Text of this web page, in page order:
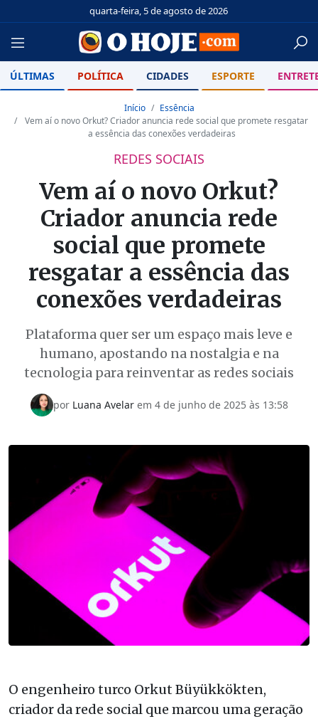
quarta-feira, 5 de agosto de 2026
ÚLTIMAS POLÍTICA CIDADES ESPORTE
Início
Essência
Vem aí o novo Orkut? Criador anuncia rede social que promete resgatar
a essência das conexões verdadeiras
REDES SOCIAIS
Vem aí o novo Orkut?
Criador anuncia rede
social que promete
resgatar a essência das
conexões verdadeiras
Plataforma quer ser um espaço mais leve e
humano, apostando na nostalgia e na
tecnologia para reinventar as redes sociais
por Luana Avelarem 4 de junho de 2025 às 13:58
O engenheiro turco Orkut Büyükkökten,
criador da rede social que marcou uma geração